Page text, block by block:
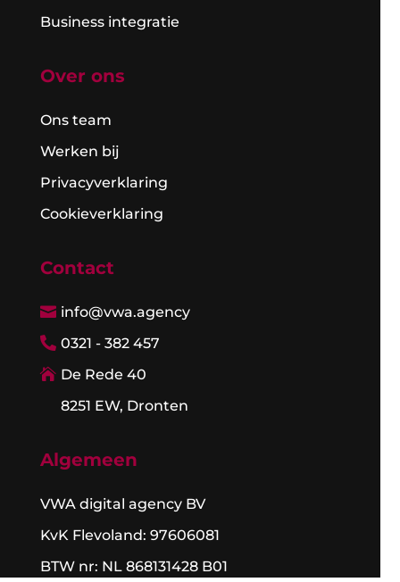
Business integratie
Over ons
Ons team
Werken bij
Privacyverklaring
Cookieverklaring
Contact
 info@vwa.agency
 0321 - 382 457
 De Rede 40
8251 EW, Dronten
Algemeen
VWA digital agency BV
KvK Flevoland: 97606081
BTW nr: NL 868131428 B01